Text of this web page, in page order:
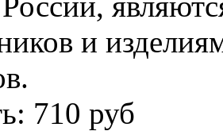
и
710 руб